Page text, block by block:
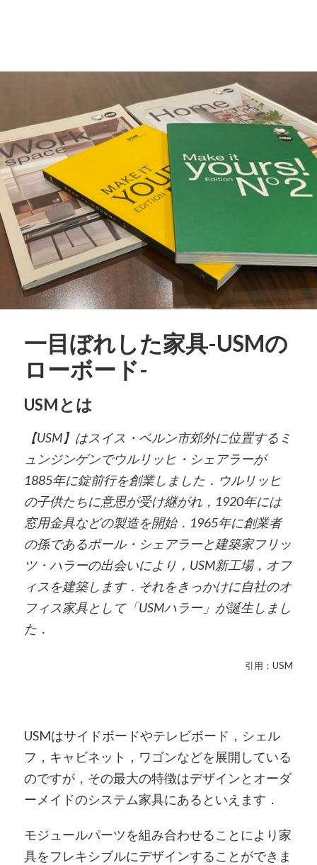
一目ぼれした家具-USMの
ローボード-
USMとは
【USM】はスイス・ベルン市郊外に位置するミ
ュンジンゲンでウルリッヒ・シェアラーが
1885年に錠前行を創業しました．ウルリッヒ
の子供たちに意思が受け継がれ，1920年には
窓用金具などの製造を開始．1965年に創業者
の孫であるポール・シェアラーと建築家フリッ
ツ・ハラーの出会いにより，USM新工場，オフ
ィスを建築します．それをきっかけに自社のオ
フィス家具として「USMハラー」が誕生しまし
た．
引用：USM
USMはサイドボードやテレビボード，シェル
フ，キャビネット，ワゴンなどを展開している
のですが，その最大の特徴はデザインとオーダ
ーメイドのシステム家具にあるといえます．
モジュールパーツを組み合わせることにより家
具をフレキシブルにデザインすることができま